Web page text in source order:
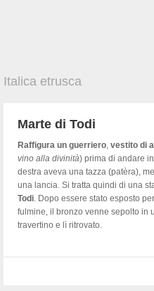
Italica etrusca
Marte di Todi
Raffigura un guerriero, vestito di
vino alla divinità) prima di andare
destra aveva una tazza (patèra),
una lancia. Si tratta quindi di una
Todi. Dopo essere stato esposto
fulmine, il bronzo venne sepolto in
travertino e lì ritrovato.